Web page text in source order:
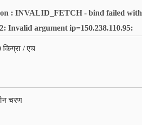
: INVALID_FETCH - bind failed with
Invalid argument ip=150.238.110.95:
किग्रा / एच
चरण